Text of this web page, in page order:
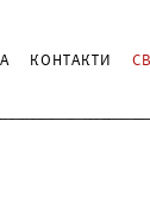
КОНТАКТИ